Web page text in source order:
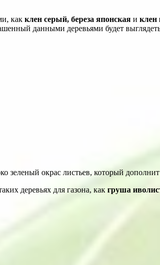
как клен серый, береза японская и клен
данными деревьями будет
зеленый окрас листьев, который дополнит
деревьях для газона, как груша